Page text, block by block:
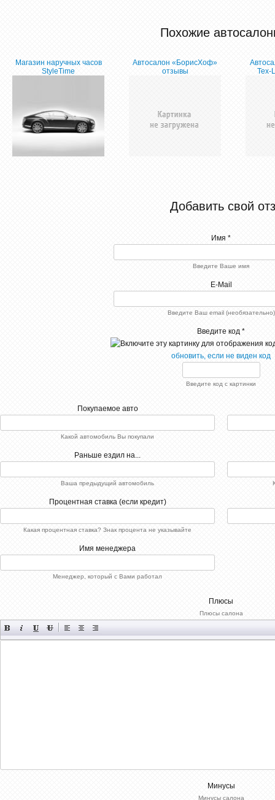
Похожие
Магазин наручных часов
StyleTime
Автосалон «БорисХоф»
отзывы
Тех-
Добавить свой
Имя *
Введите Ваше имя
E-Mail
Введите Ваш email (необязательно)
Введите код *
обновить, если не виден код
Введите код с картинки
Покупаемое авто
Какой автомобиль Вы покупали
Раньше ездил на...
Ваша предыдущий автомобиль
Процентная ставка (если кредит)
Какая процентная ставка? Знак процента не указывайте
Имя менеджера
Менеджер, который с Вами работал
Плюсы
Плюсы салона
Минусы
Минусы салона